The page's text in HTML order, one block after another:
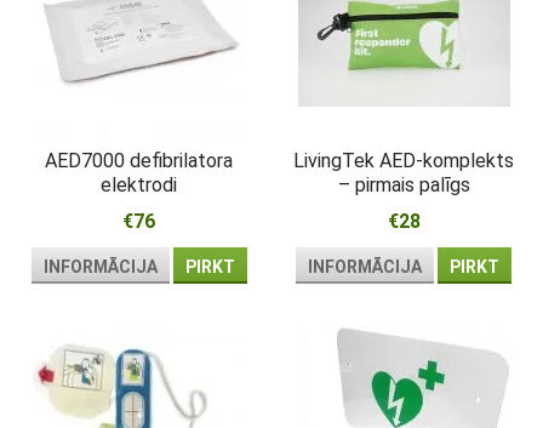
AED7000 defibrilatora
elektrodi
€76
INFORMĀCIJA PIRKT
LivingTek AED-komplekts
– pirmais palīgs
atdzīvināšanai pie
defibrilatora
€28
INFORMĀCIJA PIRKT